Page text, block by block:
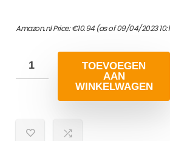
Amazon.nl Price:€10.94(as of 09/04/2023
TOEVOEGEN
AAN
WINKELWAGEN